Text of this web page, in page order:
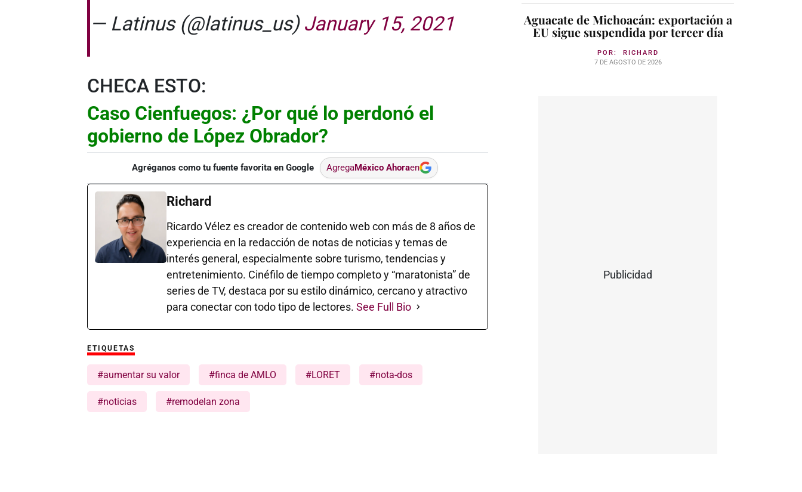
— Latinus (@latinus_us) January 15, 2021
CHECA ESTO:
Caso Cienfuegos: ¿Por qué lo perdonó el
gobierno de López Obrador?
Agréganos como tu fuente favorita en Google AgregaMéxico Ahoraen
Richard
Ricardo Vélez es creador de contenido web con más de 8 años de
experiencia en la redacción de notas de noticias y temas de
interés general, especialmente sobre turismo, tendencias y
entretenimiento. Cinéfilo de tiempo completo y “maratonista” de
series de TV, destaca por su estilo dinámico, cercano y atractivo
para conectar con todo tipo de lectores. See Full Bio
ETIQUETAS
#aumentar su valor #finca de AMLO #LORET #nota-dos
#noticias #remodelan zona
Aguacate de Michoacán: exportación a
EU sigue suspendida por tercer día
POR: RICHARD
7 DE AGOSTO DE 2026
Publicidad